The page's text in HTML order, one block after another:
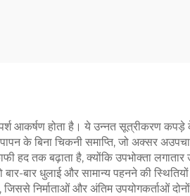
आकर्षण होता है। ये उन्नत सूत्रीकरण
के बिना चिकनी समाप्ति, जो अक्सर
हद तक बढ़ाता है, क्योंकि उपभोक्ता लगातार
बार धुलाई और सामान्य पहनने की
निर्माताओं और अंतिम उपयोगकर्ताओं